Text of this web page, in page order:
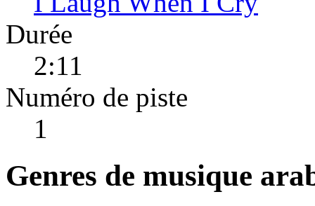
Durée
2:11
Numéro de piste
1
Genres de musique